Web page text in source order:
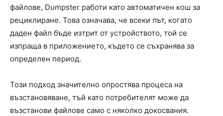
файлове, Dumpster работи като автоматичен кош за
рециклиране. Това означава, че всеки път, когато
даден файл бъде изтрит от устройството, той се
изпраща в приложението, където се съхранява за
определен период.
Този подход значително опростява процеса на
възстановяване, тъй като потребителят може да
възстанови файлове само с няколко докосвания.